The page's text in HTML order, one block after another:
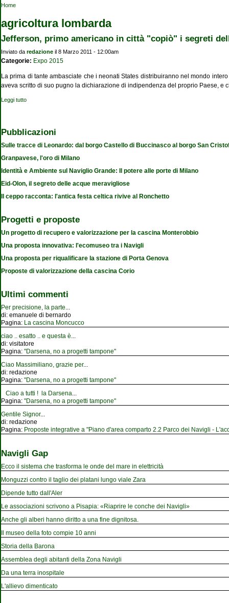
Tu sei qui
Home
agricoltura lombarda
Jefferson, primo americano in città "copiò" i segreti
Inviato da redazione il 8 Marzo 2011 - 12:00am
Categorie: Expo 2015
La prima di tante ambasciate che i neonati States distribuiranno nel mondo
aveva scritto di suo pugno la dichiarazione di indipendenza del proprio Paese, e
Leggi tutto
Pubblicazioni
Sulle tracce di Leonardo: dal borgo Castello di Buccinasco al borgo San
Granpavese, l'oro di Milano
Identità e Ambiente sul Naviglio Grande: Il potere alle porte di Milano
Eid-Olon, il segreto delle acque meravigliose
Il ceppo racconta: l'antica festa celtica rivive al Ronchetto
Progetti e proposte
Un progetto di recupero e valorizzazione per la cascina Monterobbio
Una proposta innovativa: l'ecomuseo tra i Navigli
Una proposta per riqualificare la stazione di Porta Genova
Proposte di valorizzazione della cascina Corio
Ultimi commenti
Per precisione, la parte...
di: emanuele di bernardo
Pagina: La cascina Moncucco
ciao .. esatto .. e questa è...
di: visitatore
Pagina: "Darsena, no a progetti tampone"
Ciao Massimiliano, grazie per...
di: redazione
Pagina: "Darsena, no a progetti tampone"
Ciao a tutti ! la Darsena...
Pagina: "Darsena, no a progetti tampone"
Gentile Signor...
di: redazione
Pagina: Proposte integrative a "Piano d'area comparto 2.2 Parco dei Navigli -
Navigli Gap
Ecco il sistema che trasforma le onde del mare in elettricità
Monguzzi contro il taglio dei platani lungo viale Zara
Dipende tutto dall'Aler
Le associazioni scrivono a Pisapia: «Riaprire le conche dei Navigli»
Anche gli alberi hanno diritto a una fine dignitosa.
Il museo della foto compie 10 anni
Storia della Barona
Assemblea degli abitanti della Zona Navigli
Da una terra inospitale
L'allievo dimenticato